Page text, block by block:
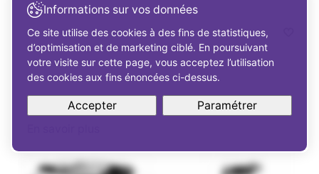
Informations sur vos données
Ce site utilise des cookies à des fins de statistiques,
d’optimisation et de marketing ciblé. En poursuivant
votre visite sur cette page, vous acceptez l’utilisation
des cookies aux fins énoncées ci-dessus.
Accepter
Paramétrer